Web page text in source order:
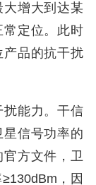
增大到达某
定位。此时
产品的抗干扰
能力。干信
信号功率的
方文件，卫
，因